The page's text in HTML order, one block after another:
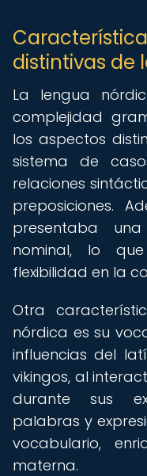
distintivas de
La lengua
complejidad
los aspectos
sistema de
relaciones
preposiciones.
presentaba
nominal, lo
flexibilidad en la
Otra
nórdica es su
influencias del
vikingos, al
durante sus
palabras y
vocabulario,
materna.